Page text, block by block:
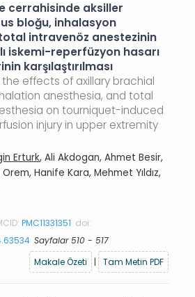
cerrahisinde aksiller
bloğu, inhalasyon
intravenöz anestezinin
iskemi-reperfüzyon hasarı
karşılaştırılması
effects of axillary brachial
anesthesia, and total
on tourniquet-induced
injury in upper extremity
Erturk, Ali Akdogan, Ahmet Besir,
Hanife Kara, Mehmet Yıldız,
PMC11331351 doi:
Sayfalar 510 - 517
Makale Özeti
| Tam Metin PDF